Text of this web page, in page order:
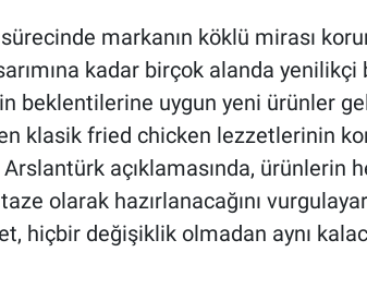
markanın köklü mirası
kadar birçok alanda
beklentilerine uygun yeni ürünler
klasik fried chicken lezzetlerinin
açıklamasında, ürünlerin
taze olarak hazırlanacağını
hiçbir değişiklik olmadan aynı